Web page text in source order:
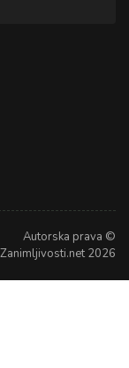
Autorska prava ©
Zanimljivosti.net 2026